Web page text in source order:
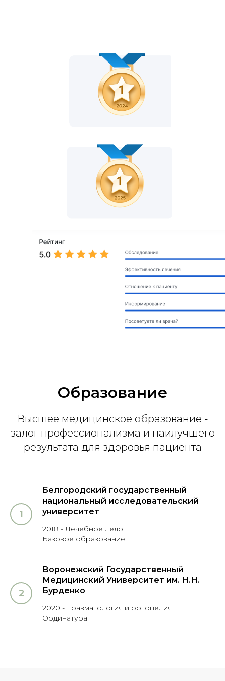
Образование
Высшее медицинское образование -
залог профессионализма и наилучшего
результата для здоровья пациента
Белгородский государственный
национальный исследовательский
университет
2018 - Лечебное дело
Базовое образование
Воронежский Государственный
Медицинский Университет им. Н.Н.
Бурденко
2020 - Травматология и ортопедия
Ординатура